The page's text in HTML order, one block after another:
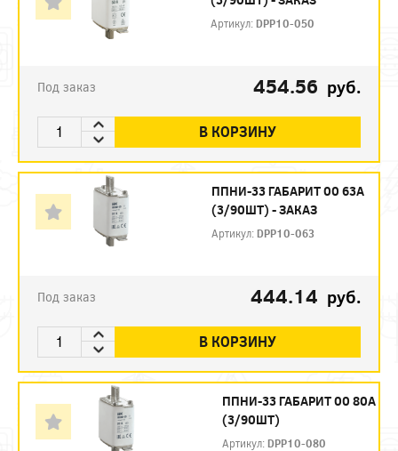
Артикул:DPP10-050
Под заказ 454.56 руб.
В КОРЗИНУ
ППНИ-33 ГАБАРИТ 00 63А
(3/90ШТ) - ЗАКАЗ
Артикул:DPP10-063
Под заказ 444.14 руб.
В КОРЗИНУ
ППНИ-33 ГАБАРИТ 00 80А
(3/90ШТ)
Артикул:DPP10-080